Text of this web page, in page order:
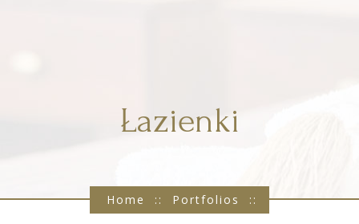
Łazienki
Home :: Portfolios
::